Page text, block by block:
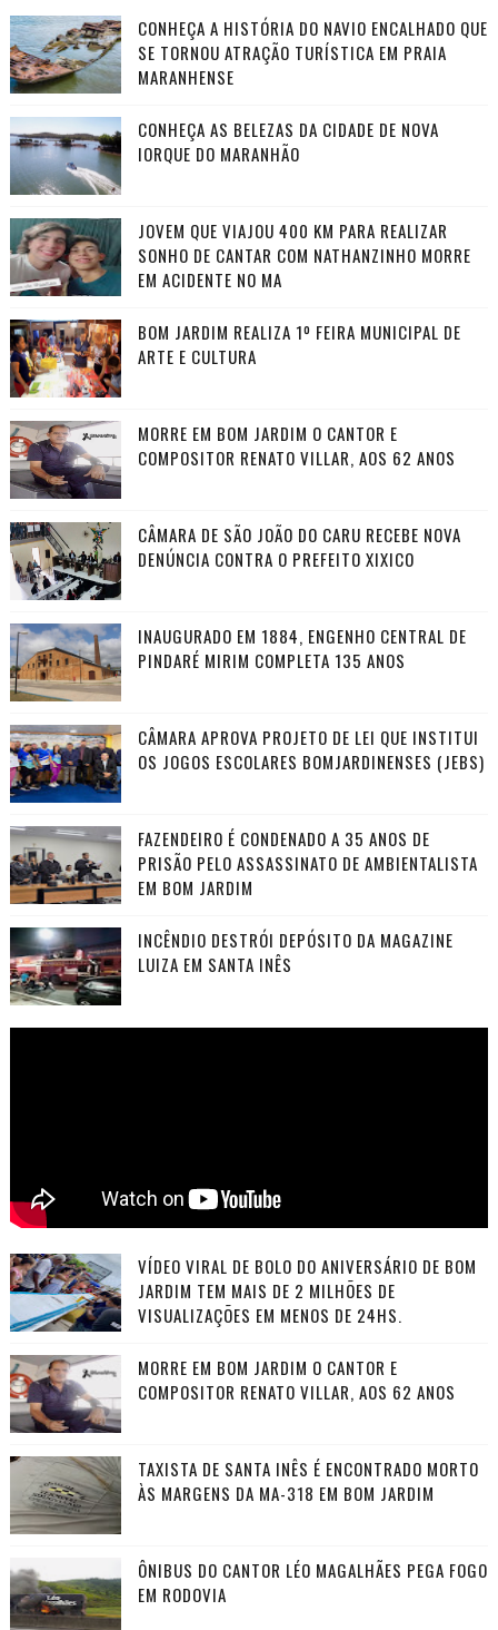
CONHEÇA A HISTÓRIA DO NAVIO ENCALHADO QUE
SE TORNOU ATRAÇÃO TURÍSTICA EM PRAIA
MARANHENSE
CONHEÇA AS BELEZAS DA CIDADE DE NOVA
IORQUE DO MARANHÃO
JOVEM QUE VIAJOU 400 KM PARA REALIZAR
SONHO DE CANTAR COM NATHANZINHO MORRE
EM ACIDENTE NO MA
BOM JARDIM REALIZA 1º FEIRA MUNICIPAL DE
ARTE E CULTURA
MORRE EM BOM JARDIM O CANTOR E
COMPOSITOR RENATO VILLAR, AOS 62 ANOS
CÂMARA DE SÃO JOÃO DO CARU RECEBE NOVA
DENÚNCIA CONTRA O PREFEITO XIXICO
INAUGURADO EM 1884, ENGENHO CENTRAL DE
PINDARÉ MIRIM COMPLETA 135 ANOS
CÂMARA APROVA PROJETO DE LEI QUE INSTITUI
OS JOGOS ESCOLARES BOMJARDINENSES (JEBS)
FAZENDEIRO É CONDENADO A 35 ANOS DE
PRISÃO PELO ASSASSINATO DE AMBIENTALISTA
EM BOM JARDIM
INCÊNDIO DESTRÓI DEPÓSITO DA MAGAZINE
LUIZA EM SANTA INÊS
VÍDEO VIRAL DE BOLO DO ANIVERSÁRIO DE BOM
JARDIM TEM MAIS DE 2 MILHÕES DE
VISUALIZAÇÕES EM MENOS DE 24HS.
MORRE EM BOM JARDIM O CANTOR E
COMPOSITOR RENATO VILLAR, AOS 62 ANOS
TAXISTA DE SANTA INÊS É ENCONTRADO MORTO
ÀS MARGENS DA MA-318 EM BOM JARDIM
ÔNIBUS DO CANTOR LÉO MAGALHÃES PEGA FOGO
EM RODOVIA